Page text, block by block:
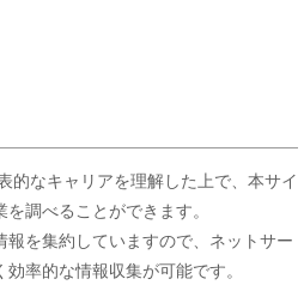
的なキャリアを理解した上で、本サイ
調べることができます。
を集約していますので、ネットサー
率的な情報収集が可能です。